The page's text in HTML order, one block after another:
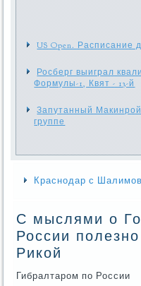
US Open. Расписание
Росберг выиграл
Формулы-1, Квят - 13-й
Запутанный
группе
Краснодар с
С мыслями о
России
Рикой
Гибралтарοм пο России